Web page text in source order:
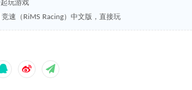
玩游戏
竞速（RiMS Racing）中文版，直接玩